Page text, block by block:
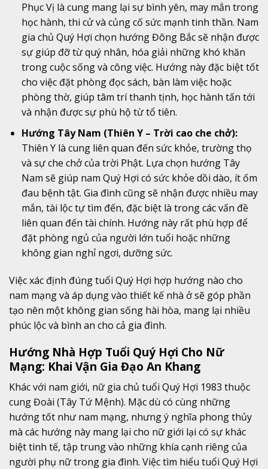
Phục Vị là cung mang lại sự bình yên, may mắn trong
học hành, thi cử và củng cố sức mạnh tinh thần. Nam
gia chủ Quý Hợi chọn hướng Đông Bắc sẽ nhận được
sự giúp đỡ từ quý nhân, hóa giải những khó khăn
trong cuộc sống và công việc. Hướng này đặc biệt tốt
cho việc đặt phòng đọc sách, bàn làm việc hoặc
phòng thờ, giúp tâm trí thanh tịnh, học hành tấn tới
và nhận được sự phù hộ từ tổ tiên.
Hướng Tây Nam (Thiên Y – Trời cao che chở):
Thiên Y là cung liên quan đến sức khỏe, trường thọ
và sự che chở của trời Phật. Lựa chọn hướng Tây
Nam sẽ giúp nam Quý Hợi có sức khỏe dồi dào, ít ốm
đau bệnh tật. Gia đình cũng sẽ nhận được nhiều may
mắn, tài lộc tự tìm đến, đặc biệt là trong các vấn đề
liên quan đến tài chính. Hướng này rất phù hợp để
đặt phòng ngủ của người lớn tuổi hoặc những
không gian nghỉ ngơi, dưỡng sức.
Việc xác định đúng tuổi Quý Hợi hợp hướng nào cho
nam mạng và áp dụng vào thiết kế nhà ở sẽ góp phần
tạo nên một không gian sống hài hòa, mang lại nhiều
phúc lộc và bình an cho cả gia đình.
Hướng Nhà Hợp Tuổi Quý Hợi Cho Nữ
Mạng: Khai Vận Gia Đạo An Khang
Khác với nam giới, nữ gia chủ tuổi Quý Hợi 1983 thuộc
cung Đoài (Tây Tứ Mệnh). Mặc dù có cùng những
hướng tốt như nam mạng, nhưng ý nghĩa phong thủy
mà các hướng này mang lại cho nữ giới lại có sự khác
biệt tinh tế, tập trung vào những khía cạnh riêng của
người phụ nữ trong gia đình. Việc tìm hiểu tuổi Quý Hợi